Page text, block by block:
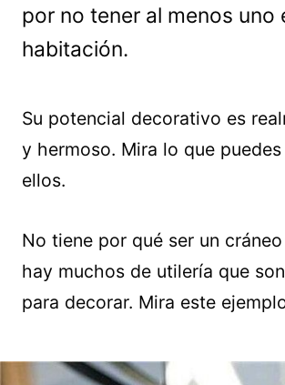
por no tener al menos uno
habitación.
Su potencial decorativo es
y hermoso. Mira lo que
ellos.
No tiene por qué ser un
hay muchos de utilería que
para decorar. Mira este